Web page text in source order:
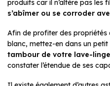
produits car il n’altère pas les
s’abîmer ou se corroder
Afin de profiter des propriétés
blanc, mettez-en dans un petit
tambour de votre lave-linge
constater l’étendue de ses